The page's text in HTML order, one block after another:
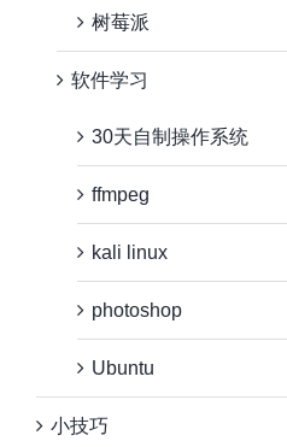
树莓派
软件学习
30天自制操作系统
ffmpeg
kali linux
photoshop
Ubuntu
小技巧